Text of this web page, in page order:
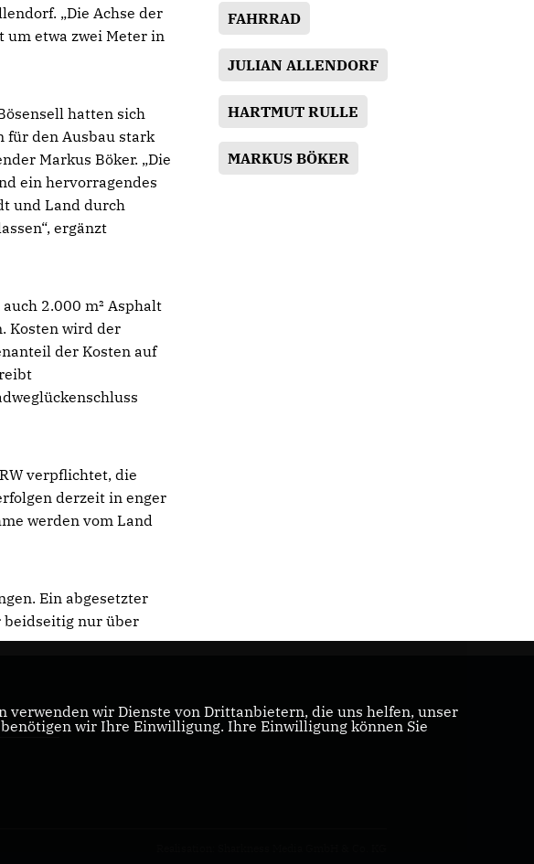
„Die Achse der
um etwa zwei Meter in
hatten sich
für den Ausbau stark
Markus Böker. „Die
ein hervorragendes
und Land durch
ergänzt
2.000 m² Asphalt
Kosten wird der
der Kosten auf
verpflichtet, die
derzeit in enger
werden vom Land
Ein abgesetzter
beidseitig nur über
FAHRRAD
JULIAN ALLENDORF
HARTMUT RULLE
MARKUS BÖKER
verwenden wir Dienste von Drittanbietern, die uns helfen, unser
wir Ihre Einwilligung. Ihre Einwilligung können Sie